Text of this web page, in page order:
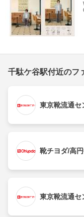
千駄ケ谷駅付近のフ
東京靴流通セ
靴チヨダ/高
東京靴流通セ